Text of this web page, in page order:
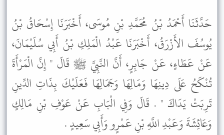
حَدَّثَنَا أَحْمَدُ بْنُ مُحَمَّدِ بْنِ مُوسَى، أَخْبَرَنَا إِسْحَاقُ بْنُ
يُوسُفَ الأَزْرَقُ، أَخْبَرَنَا عَبْدُ الْمَلِكِ بْنُ أَبِي سُلَيْمَانَ،
عَنْ عَطَاءٍ، عَنْ جَابِرٍ، أَنَّ النَّبِيَّ ﷺ قَالَ " إِنَّ الْمَرْأَةَ
تُنْكَحُ عَلَى دِينِهَا وَمَالِهَا وَجَمَالِهَا فَعَلَيْكَ بِذَاتِ الدِّينِ
تَرِبَتْ يَدَاكَ " . قَالَ وَفِي الْبَابِ عَنْ عَوْفِ بْنِ مَالِكٍ
وَعَائِشَةَ وَعَبْدِ اللَّهِ بْنِ عَمْرٍو وَأَبِي سَعِيدٍ .